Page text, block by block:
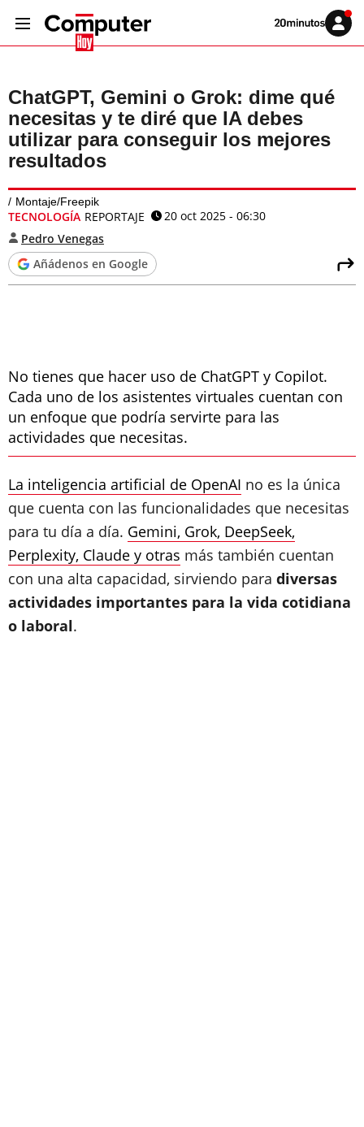
Volver
Iniciar
sesión
ChatGPT, Gemini o Grok: dime qué
necesitas y te diré que IA debes
utilizar para conseguir los mejores
resultados
Montaje/Freepik
TECNOLOGÍA REPORTAJE
20 oct 2025 - 06:30
Pedro Venegas
Añádenos en Google
No tienes que hacer uso de ChatGPT y Copilot.
Cada uno de los asistentes virtuales cuentan con
un enfoque que podría servirte para las
actividades que necesitas.
La inteligencia artificial de OpenAI no es la única
que cuenta con las funcionalidades que necesitas
para tu día a día. Gemini, Grok, DeepSeek,
Perplexity, Claude y otras más también cuentan
con una alta capacidad, sirviendo para diversas
actividades importantes para la vida cotidiana
o laboral.